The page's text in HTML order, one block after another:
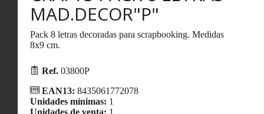
MAD.DECOR"P"
Pack 8 letras decoradas para scrapbooking. Medidas
8x9 cm.
Ref. 03800P
EAN13: 8435061772078
Unidades mínimas: 1
Unidades de venta: 1